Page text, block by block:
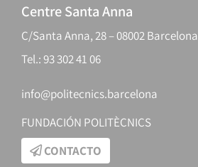
Centre Santa Anna
C/Santa Anna, 28 – 08002 Barcelona
Tel.: 93 302 41 06
info@politecnics.barcelona
FUNDACIÓN POLITÈCNICS
CONTACTO